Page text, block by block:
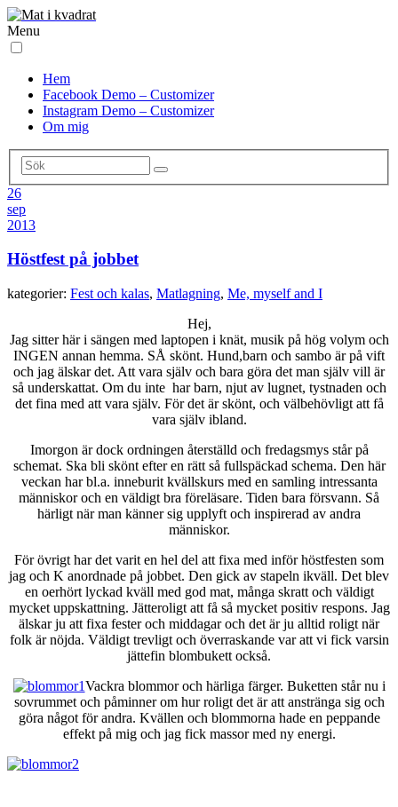
Menu
Hem
Facebook Demo – Customizer
Instagram Demo – Customizer
Om mig
26
sep
2013
Höstfest på jobbet
kategorier: Fest och kalas, Matlagning, Me, myself and I
Hej,
Jag sitter här i sängen med laptopen i knät, musik på hög volym och
INGEN annan hemma. SÅ skönt. Hund,barn och sambo är på vift
och jag älskar det. Att vara själv och bara göra det man själv vill är
så underskattat. Om du inte har barn, njut av lugnet, tystnaden och
det fina med att vara själv. För det är skönt, och välbehövligt att få
vara själv ibland.
Imorgon är dock ordningen återställd och fredagsmys står på
schemat. Ska bli skönt efter en rätt så fullspäckad schema. Den här
veckan har bl.a. inneburit kvällskurs med en samling intressanta
människor och en väldigt bra föreläsare. Tiden bara försvann. Så
härligt när man känner sig upplyft och inspirerad av andra
människor.
För övrigt har det varit en hel del att fixa med inför höstfesten som
jag och K anordnade på jobbet. Den gick av stapeln ikväll. Det blev
en oerhört lyckad kväll med god mat, många skratt och väldigt
mycket uppskattning. Jätteroligt att få så mycket positiv respons. Jag
älskar ju att fixa fester och middagar och det är ju alltid roligt när
folk är nöjda. Väldigt trevligt och överraskande var att vi fick varsin
jättefin blombukett också.
Vackra blommor och härliga färger. Buketten står nu i
sovrummet och påminner om hur roligt det är att anstränga sig och
göra något för andra. Kvällen och blommorna hade en peppande
effekt på mig och jag fick massor med ny energi.